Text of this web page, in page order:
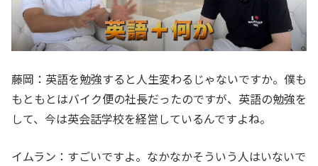
藤岡：英語を勉強すると人生変わるじゃないですか。僕も
もともとはバイク便の社長だったのですが、英語の勉強を
して、今は英会話学校を経営しているんですよね。
イムラン：すごいですよ。なかなかそういう人はいないで